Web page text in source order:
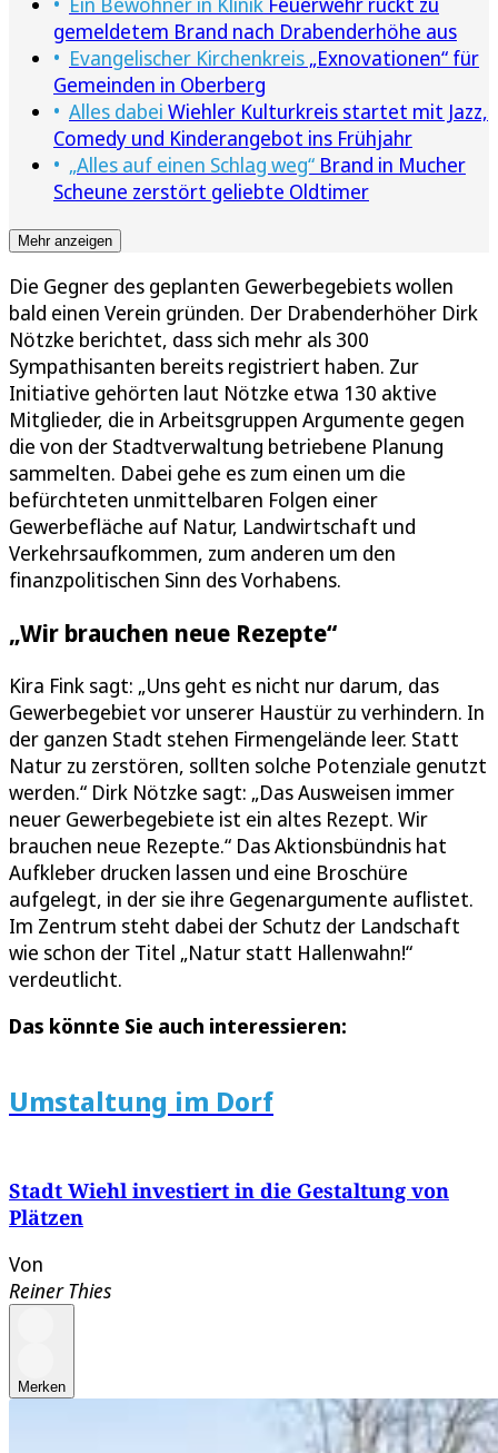
gemeldetem Brand nach Drabenderhöhe aus
Evangelischer Kirchenkreis „Exnovationen“ für
Gemeinden in Oberberg
Alles dabei Wiehler Kulturkreis startet mit Jazz,
Comedy und Kinderangebot ins Frühjahr
„Alles auf einen Schlag weg“ Brand in Mucher
Scheune zerstört geliebte Oldtimer
Mehr anzeigen
Die Gegner des geplanten Gewerbegebiets wollen
bald einen Verein gründen. Der Drabenderhöher Dirk
Nötzke berichtet, dass sich mehr als 300
Sympathisanten bereits registriert haben. Zur
Initiative gehörten laut Nötzke etwa 130 aktive
Mitglieder, die in Arbeitsgruppen Argumente gegen
die von der Stadtverwaltung betriebene Planung
sammelten. Dabei gehe es zum einen um die
befürchteten unmittelbaren Folgen einer
Gewerbefläche auf Natur, Landwirtschaft und
Verkehrsaufkommen, zum anderen um den
finanzpolitischen Sinn des Vorhabens.
„Wir brauchen neue Rezepte“
Kira Fink sagt: „Uns geht es nicht nur darum, das
Gewerbegebiet vor unserer Haustür zu verhindern. In
der ganzen Stadt stehen Firmengelände leer. Statt
Natur zu zerstören, sollten solche Potenziale genutzt
werden.“ Dirk Nötzke sagt: „Das Ausweisen immer
neuer Gewerbegebiete ist ein altes Rezept. Wir
brauchen neue Rezepte.“ Das Aktionsbündnis hat
Aufkleber drucken lassen und eine Broschüre
aufgelegt, in der sie ihre Gegenargumente auflistet.
Im Zentrum steht dabei der Schutz der Landschaft
wie schon der Titel „Natur statt Hallenwahn!“
verdeutlicht.
Das könnte Sie auch interessieren:
Umstaltung im Dorf
Stadt Wiehl investiert in die Gestaltung von
Plätzen
Von
Reiner Thies
Merken